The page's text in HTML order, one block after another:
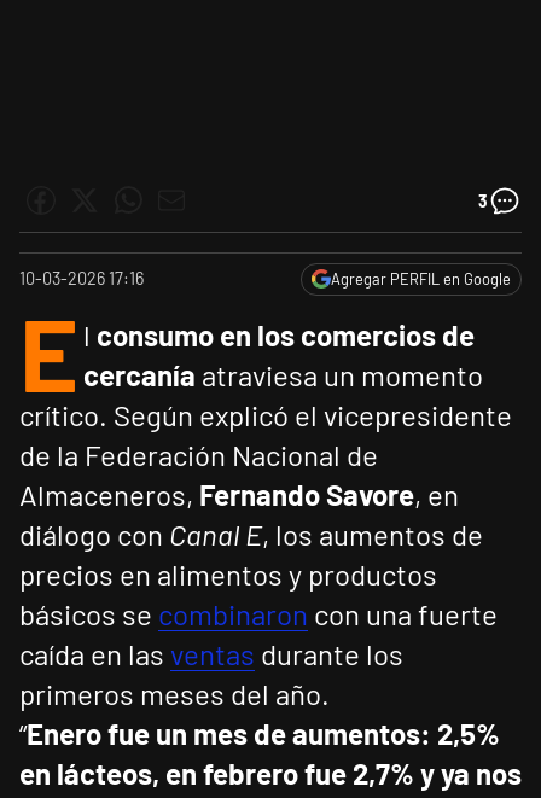
3
10-03-2026 17:16 Agregar PERFIL en Google
E l consumo en los comercios de
cercanía atraviesa un momento
crítico. Según explicó el vicepresidente
de la Federación Nacional de
Almaceneros, Fernando Savore, en
diálogo con Canal E, los aumentos de
precios en alimentos y productos
básicos se combinaron con una fuerte
caída en las ventas durante los
primeros meses del año.
“Enero fue un mes de aumentos: 2,5%
en lácteos, en febrero fue 2,7% y ya nos